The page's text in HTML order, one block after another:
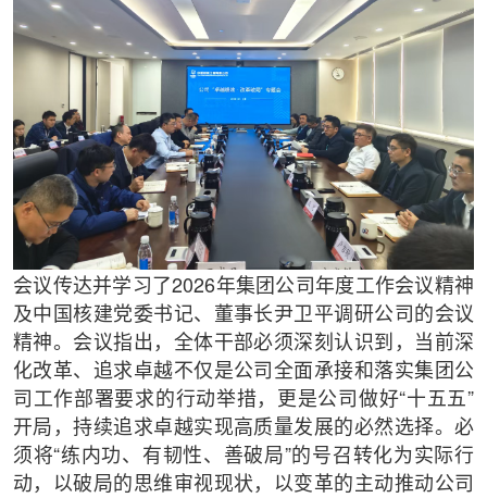
会议传达并学习了2026年集团公司年度工作会议精神
及中国核建党委书记、董事长尹卫平调研公司的会议
精神。会议指出，全体干部必须深刻认识到，当前深
化改革、追求卓越不仅是公司全面承接和落实集团公
司工作部署要求的行动举措，更是公司做好“十五五”
开局，持续追求卓越实现高质量发展的必然选择。必
须将“练内功、有韧性、善破局”的号召转化为实际行
动，以破局的思维审视现状，以变革的主动推动公司